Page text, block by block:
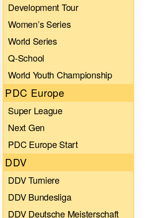
Development Tour
Women’s Series
World Series
Q-School
World Youth Championship
PDC Europe
Super League
Next Gen
PDC Europe Start
DDV
DDV Turniere
DDV Bundesliga
DDV Deutsche Meisterschaft